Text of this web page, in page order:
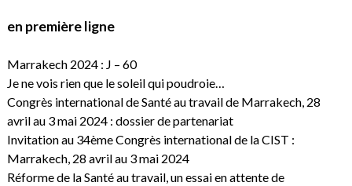
en première ligne
Marrakech 2024 : J – 60
Je ne vois rien que le soleil qui poudroie…
Congrès international de Santé au travail de Marrakech, 28
avril au 3 mai 2024 : dossier de partenariat
Invitation au 34ème Congrès international de la CIST :
Marrakech, 28 avril au 3 mai 2024
Réforme de la Santé au travail, un essai en attente de